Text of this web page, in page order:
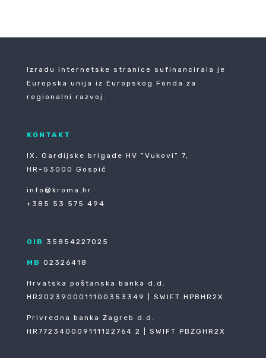
Izradu internetske stranice sufinancirala je
Europska unija iz Europskog Fonda za
regionalni razvoj.
KONTAKT
IX. Gardijske brigade HV ”Vukovi” 7,
HR-53000 Gospić
info@kroma.hr
+385 53 575 494
OIB 35854227025
MB 02326418
Hrvatska poštanska banka d.d.
HR2023900011100353349 | SWIFT HPBHR2X
Privredna banka Zagreb d.d.
HR772340009111122764 2 | SWIFT PBZGHR2X